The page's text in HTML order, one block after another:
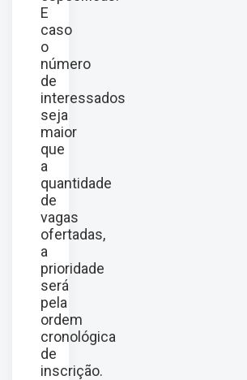
E
caso
o
número
de
interessados
seja
maior
que
a
quantidade
de
vagas
ofertadas,
a
prioridade
será
pela
ordem
cronológica
de
inscrição.